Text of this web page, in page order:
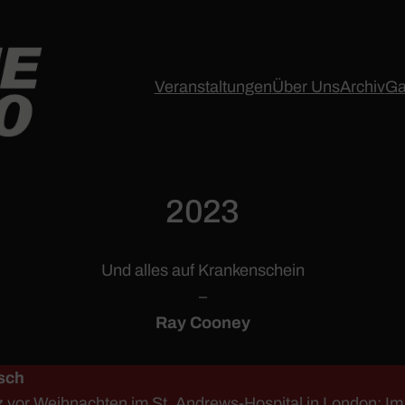
VeranstaltungenÜber UnsArchiv
2023
Und alles auf Krankenschein
–
Ray Cooney